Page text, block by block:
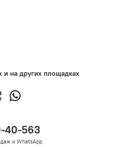
и на других площадках
40-563
и WhatsApp